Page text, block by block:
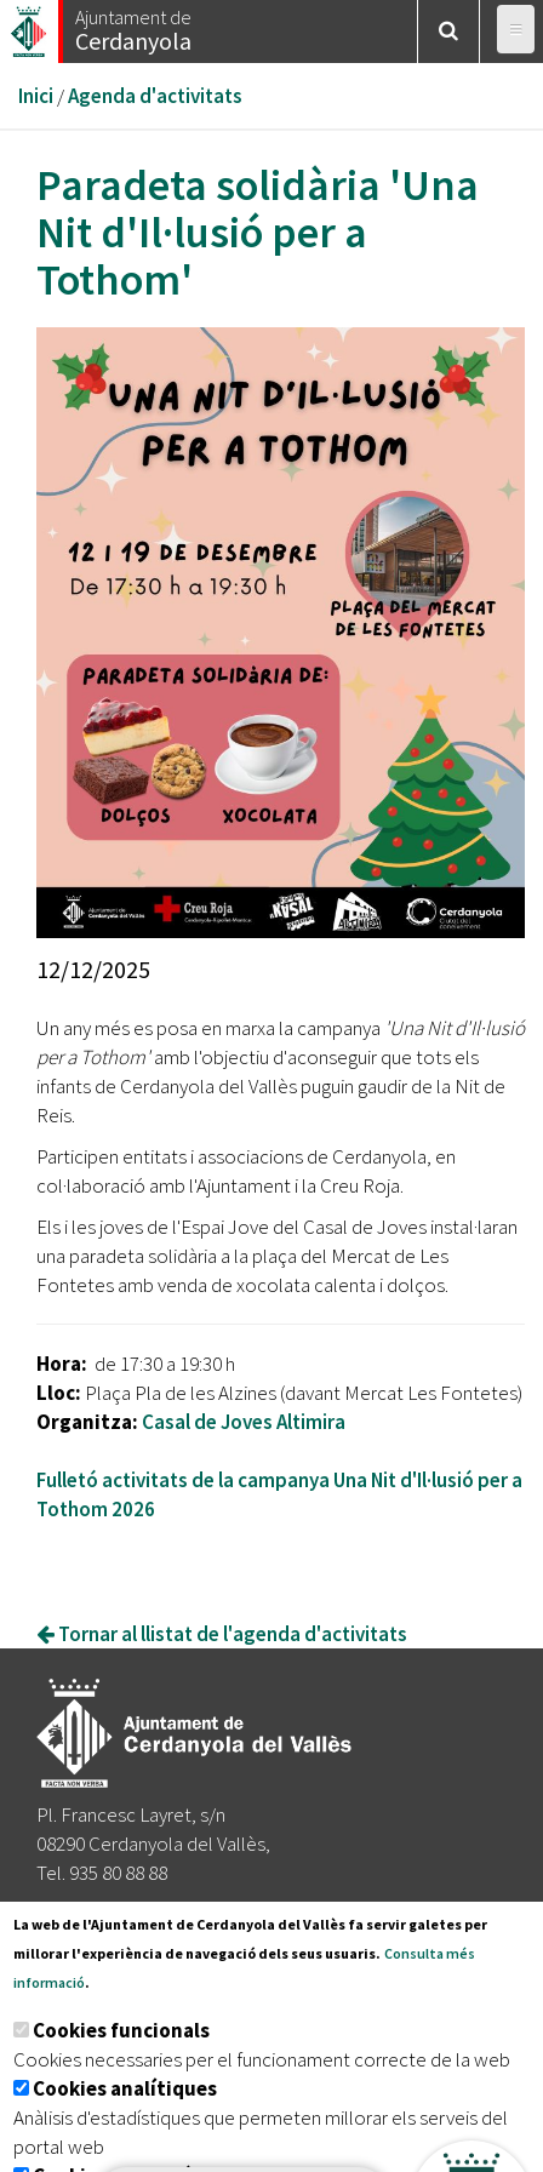
Vés
al
Ajuntament de
Cerdanyola
Esteu
aquí
Inici /Agenda d'activitats
Paradeta solidària 'Una
Nit d'Il·lusió per a
Tothom'
12/12/2025
Un any més es posa en marxa la campanya 'Una Nit d'Il·lusió
per a Tothom'amb l'objectiu d'aconseguir que tots els
infants de Cerdanyola del Vallès puguin gaudir de la Nit de
Reis.
Participen entitats i associacions de Cerdanyola, en
col·laboració amb l'Ajuntament i la Creu Roja.
Els i les joves de l'Espai Jove del Casal de Joves instal·laran
una paradeta solidària a la plaça del Mercat de Les
Fontetes amb venda de xocolata calenta i dolços.
Hora: de 17:30 a 19:30 h
Lloc: Plaça Pla de les Alzines (davant Mercat Les Fontetes)
Organitza: Casal de Joves Altimira
Fulletó activitats de la campanya Una Nit d'Il·lusió per a
Tothom 2026
Tornar al llistat de l'agenda d'activitats
Pl. Francesc Layret, s/n
08290 Cerdanyola del Vallès,
Tel. 935 80 88 88
Segueix-nos a:
Subscriu-te al nostre butlletí
Inici | Avís legal | Protecció de dades
| Accessibilitat
La web de l'Ajuntament de Cerdanyola del Vallès fa servir galetes per
millorar l'experiència de navegació dels seus usuaris. Consulta més
informació.
Cookies funcionals
Cookies necessaries per el funcionament correcte de la web
Cookies analítiques
Anàlisis d'estadístiques que permeten millorar els serveis del
portal web